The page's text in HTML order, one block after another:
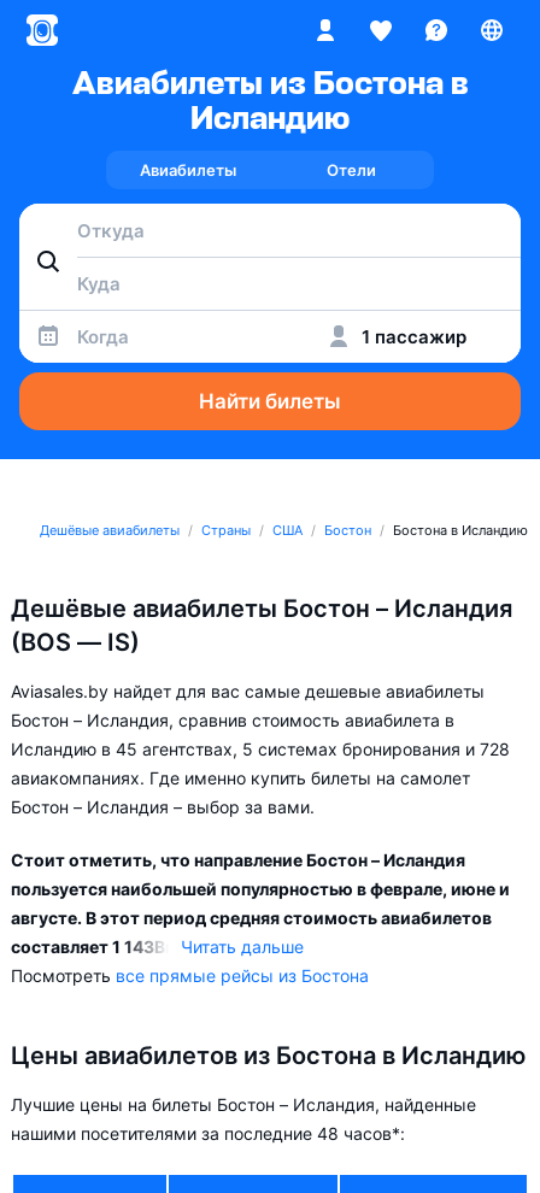
Авиабилеты из Бостона в
Исландию
Авиабилеты Отели
Когда 1 пассажир
Найти билеты
Дешёвые авиабилеты Страны США Бостон Бостона в Исландию
Дешёвые авиабилеты Бостон – Исландия
(BOS — IS)
Aviasales.by найдет для вас самые дешевые авиабилеты
Бостон – Исландия, сравнив стоимость авиабилета в
Исландию в 45 агентствах, 5 системах бронирования и 728
авиакомпаниях. Где именно купить билеты на самолет
Бостон – Исландия – выбор за вами.
Стоит отметить, что направление Бостон – Исландия
пользуется наибольшей популярностью в феврале, июне и
августе. В этот период средняя стоимость авиабилетов
составляет 1 143Br Читать дальше
В низкий сезон — в Январь, Апрель и Октябрь цена на
Посмотреть все прямые рейсы из Бостона
Цены авиабилетов из Бостона в Исландию
Лучшие цены на билеты Бостон – Исландия, найденные
нашими посетителями за последние 48 часов*: